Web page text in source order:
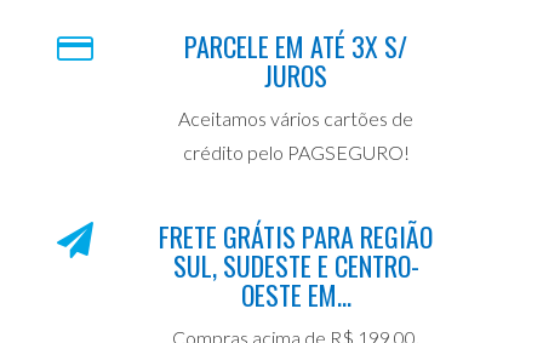
PARCELE EM ATÉ 3X S/
JUROS
Aceitamos vários cartões de
crédito pelo PAGSEGURO!
FRETE GRÁTIS PARA REGIÃO
SUL, SUDESTE E CENTRO-
OESTE EM...
Compras acima de R$ 199,00.